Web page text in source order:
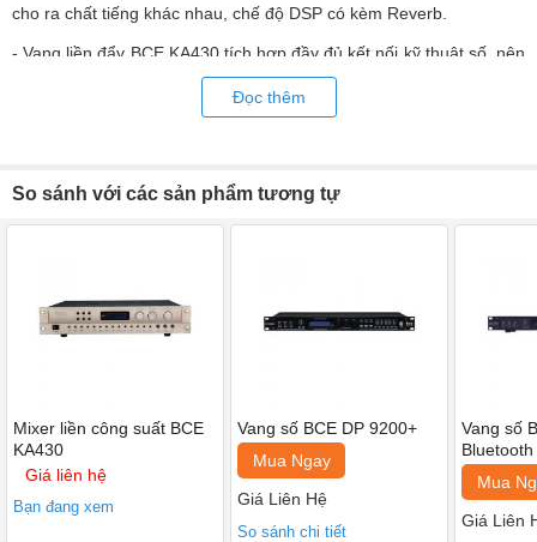
cho ra chất tiếng khác nhau, chế độ DSP có kèm Reverb.
- Vang liền đẩy BCE KA430 tích hợp đầy đủ kết nối kỹ thuật số, nên
có thể kết nối với nhiều loại loa
chỉnh riêng biệt từng micro, thích hợp nhu cầu nhiều người sử dụng
và không gian rộng rãi của phòng hát karoake chuyên nghiệp.
Đọc thêm
So sánh với các sản phẩm tương tự
Mixer liền công suất BCE
KA430
Giá liên hệ
Bạn đang xem
Vang số BCE DP 9200+
Mua Ngay
Giá Liên Hệ
So sánh chi tiết
Vang số
Bluetooth
Mua
Giá Liên